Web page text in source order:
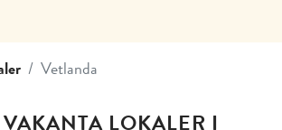
Vetlanda
LOKALER I